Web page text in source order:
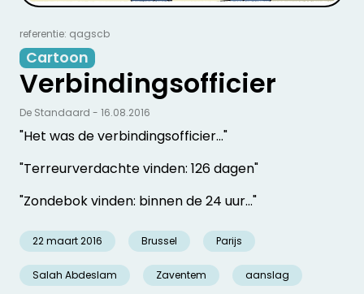
referentie: qagscb
Cartoon
Verbindingsofficier
"Het was de verbindingsofficier…"
"Terreurverdachte vinden: 126 dagen"
"Zondebok vinden: binnen de 24 uur…"
22 maart 2016 Brussel Parijs
Salah Abdeslam Zaventem aanslag
De Standaard - 16.08.2016